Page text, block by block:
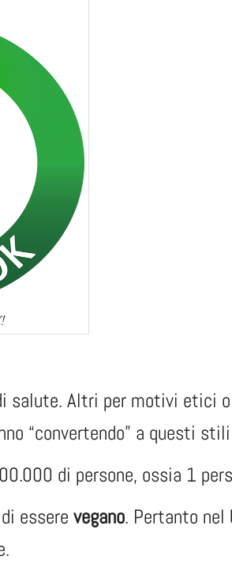
salute. Altri per motivi etici o
“convertendo” a questi
di persone, ossia 1
essere vegano. Pertanto nel